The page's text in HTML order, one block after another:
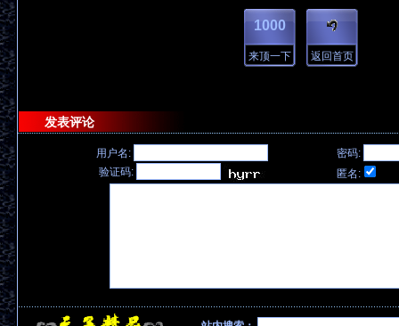
1000
来顶一下 返回首页
发表评论
用户名:
密码:
验证码:
匿名: